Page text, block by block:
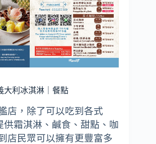
大利冰淇淋｜餐點
店，除了可以吃到各式
供霜淇淋、鹹食、甜點、咖
店民眾可以擁有更豐富多